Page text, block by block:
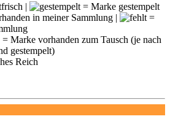
|
= Marke gestempelt
in meiner Sammlung |
=
= Marke vorhanden zum Tausch (je nach
gestempelt)
Reich